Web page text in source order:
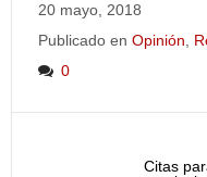
20 mayo, 2018
Publicado en Opinión
0
Citas